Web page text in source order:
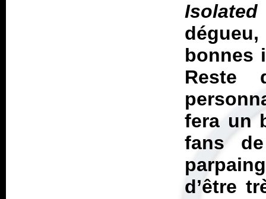
bonnes
Reste
fera un
fans
d’être